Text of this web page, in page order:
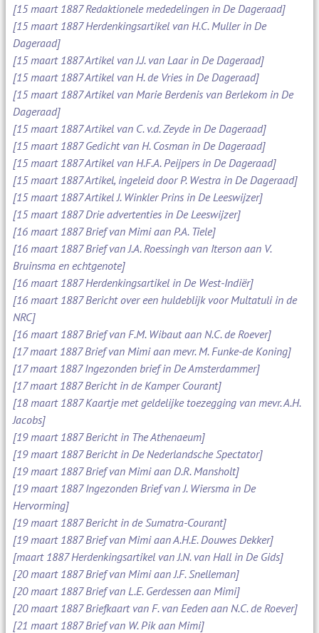
[15 maart 1887 Redaktionele mededelingen in De Dageraad]
[15 maart 1887 Herdenkingsartikel van H.C. Muller in De
Dageraad]
[15 maart 1887 Artikel van J.J. van Laar in De Dageraad]
[15 maart 1887 Artikel van H. de Vries in De Dageraad]
[15 maart 1887 Artikel van Marie Berdenis van Berlekom in De
Dageraad]
[15 maart 1887 Artikel van C. v.d. Zeyde in De Dageraad]
[15 maart 1887 Gedicht van H. Cosman in De Dageraad]
[15 maart 1887 Artikel van H.F.A. Peijpers in De Dageraad]
[15 maart 1887 Artikel, ingeleid door P. Westra in De Dageraad]
[15 maart 1887 Artikel J. Winkler Prins in De Leeswijzer]
[15 maart 1887 Drie advertenties in De Leeswijzer]
[16 maart 1887 Brief van Mimi aan P.A. Tiele]
[16 maart 1887 Brief van J.A. Roessingh van Iterson aan V.
Bruinsma en echtgenote]
[16 maart 1887 Herdenkingsartikel in De West-Indiër]
[16 maart 1887 Bericht over een huldeblijk voor Multatuli in de
NRC]
[16 maart 1887 Brief van F.M. Wibaut aan N.C. de Roever]
[17 maart 1887 Brief van Mimi aan mevr. M. Funke-de Koning]
[17 maart 1887 Ingezonden brief in De Amsterdammer]
[17 maart 1887 Bericht in de Kamper Courant]
[18 maart 1887 Kaartje met geldelijke toezegging van mevr. A.H.
Jacobs]
[19 maart 1887 Bericht in The Athenaeum]
[19 maart 1887 Bericht in De Nederlandsche Spectator]
[19 maart 1887 Brief van Mimi aan D.R. Mansholt]
[19 maart 1887 Ingezonden Brief van J. Wiersma in De
Hervorming]
[19 maart 1887 Bericht in de Sumatra-Courant]
[19 maart 1887 Brief van Mimi aan A.H.E. Douwes Dekker]
[maart 1887 Herdenkingsartikel van J.N. van Hall in De Gids]
[20 maart 1887 Brief van Mimi aan J.F. Snelleman]
[20 maart 1887 Brief van L.E. Gerdessen aan Mimi]
[20 maart 1887 Briefkaart van F. van Eeden aan N.C. de Roever]
[21 maart 1887 Brief van W. Pik aan Mimi]